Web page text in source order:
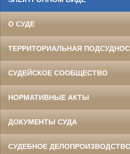
О СУДЕ
ТЕРРИТОРИАЛЬНАЯ
СУДЕЙСКОЕ СООБЩЕСТВО
НОРМАТИВНЫЕ АКТЫ
ДОКУМЕНТЫ СУДА
СУДЕБНОЕ